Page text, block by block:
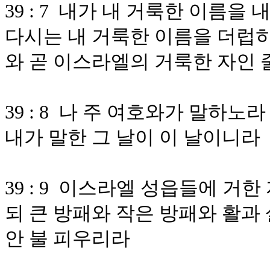
39 : 7 내가 내 거룩한 이름을
다시는 내 거룩한 이름을 더럽
와 곧 이스라엘의 거룩한 자인
39 : 8 나 주 여호와가 말하노
내가 말한 그 날이 이 날이니라
39 : 9 이스라엘 성읍들에 거
되 큰 방패와 작은 방패와 활
안 불 피우리라